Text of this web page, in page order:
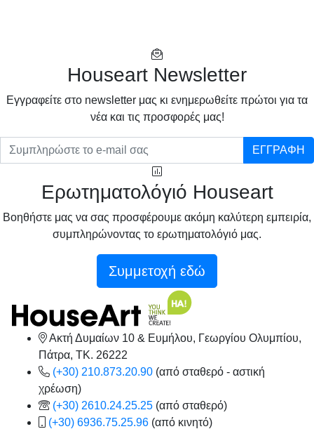
Houseart Newsletter
Eγγραφείτε στο newsletter μας κι ενημερωθείτε πρώτοι για τα
νέα και τις προσφορές μας!
ΕΓΓΡΑΦΗ
Ερωτηματολόγιό Houseart
Βοηθήστε μας να σας προσφέρουμε ακόμη καλύτερη εμπειρία,
συμπληρώνοντας το ερωτηματολόγιό μας.
Συμμετοχή εδώ
Ακτή Δυμαίων 10 & Ευμήλου, Γεωργίου Ολυμπίου,
Πάτρα, TK. 26222
(+30) 210.873.20.90 (από σταθερό - αστική
χρέωση)
(+30) 2610.24.25.25 (από σταθερό)
(+30) 6936.75.25.96 (από κινητό)